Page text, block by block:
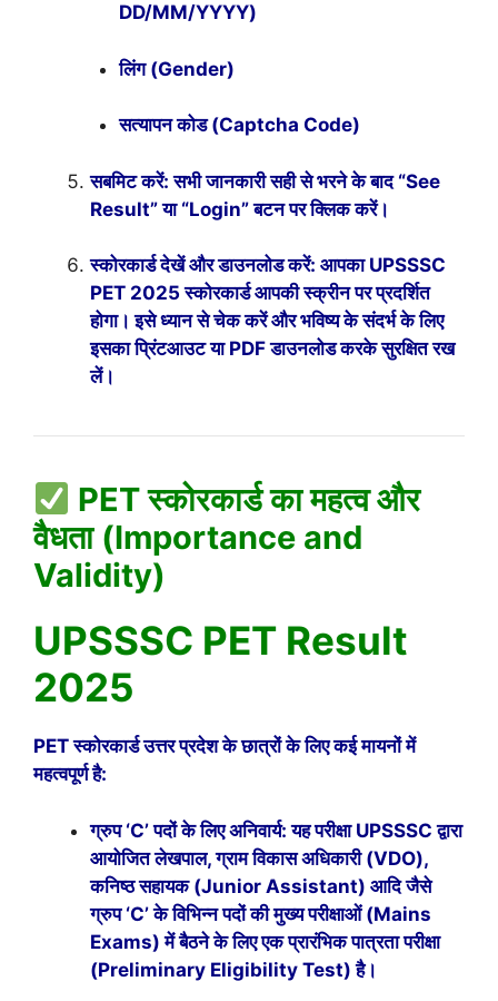
DD/MM/YYYY)
लिंग (Gender)
सत्यापन कोड (Captcha Code)
सबमिट करें: सभी जानकारी सही से भरने के बाद “See
Result” या “Login” बटन पर क्लिक करें।
स्कोरकार्ड देखें और डाउनलोड करें: आपका UPSSSC
PET 2025 स्कोरकार्ड आपकी स्क्रीन पर प्रदर्शित
होगा। इसे ध्यान से चेक करें और भविष्य के संदर्भ के लिए
इसका प्रिंटआउट या PDF डाउनलोड करके सुरक्षित रख
लें।
PET स्कोरकार्ड का महत्व और
वैधता (Importance and
Validity)
UPSSSC PET Result
2025
PET स्कोरकार्ड उत्तर प्रदेश के छात्रों के लिए कई मायनों में
महत्वपूर्ण है:
ग्रुप ‘C’ पदों के लिए अनिवार्य: यह परीक्षा UPSSSC द्वारा
आयोजित लेखपाल, ग्राम विकास अधिकारी (VDO),
कनिष्ठ सहायक (Junior Assistant) आदि जैसे
ग्रुप ‘C’ के विभिन्न पदों की मुख्य परीक्षाओं (Mains
Exams) में बैठने के लिए एक प्रारंभिक पात्रता परीक्षा
(Preliminary Eligibility Test) है।